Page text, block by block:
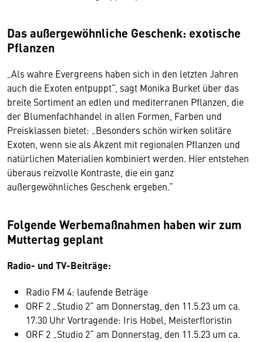
Das außergewöhnliche Geschenk: exotische
Pflanzen
„Als wahre Evergreens haben sich in den letzten Jahren
auch die Exoten entpuppt“, sagt Monika Burket über das
breite Sortiment an edlen und mediterranen Pflanzen, die
der Blumenfachhandel in allen Formen, Farben und
Preisklassen bietet: „Besonders schön wirken solitäre
Exoten, wenn sie als Akzent mit regionalen Pflanzen und
natürlichen Materialien kombiniert werden. Hier entstehen
überaus reizvolle Kontraste, die ein ganz
außergewöhnliches Geschenk ergeben.“
Folgende Werbemaßnahmen haben wir zum
Muttertag geplant
Radio- und TV-Beiträge:
Radio FM 4: laufende Beträge
ORF 2 „Studio 2“ am Donnerstag, den 11.5.23 um ca.
17.30 Uhr Vortragende: Iris Hobel, Meisterfloristin
ORF 2 „Studio 2“ am Donnerstag, den 11.5.23 um ca.